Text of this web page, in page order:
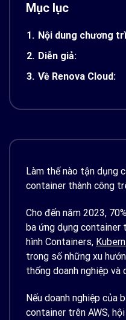
Mục lục
1. Nội dung chương
2. Diễn giả:
3. Về Renova Cloud:
Làm thế nào tận dụng
container thành công
Cho đến năm 2023,
ba ứng dụng container
hình Containers,
trong số những xu
thống doanh nghiệp
Nếu doanh nghiệp của
container trên AWS,